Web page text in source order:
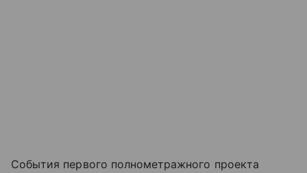
События первого полнометражного проекта